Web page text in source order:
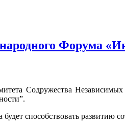
Форума
Содружества Независимых
способствовать развитию